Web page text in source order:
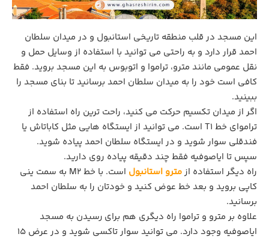
این مسجد در قلب منطقه تاریخی استانبول و در میدان سلطان
احمد قرار دارد و به راحتی می توانید با استفاده از وسایل حمل و
نقل عمومی مانند مترو، تراموا و اتوبوس به این مسجد بروید. فقط
کافی است خود را به میدان سلطان احمد برسانید تا بنای مسجد را
ببینید.
اگر از میدان تکسیم حرکت می‌ کنید، راحت‌ ترین راه استفاده از
تراموای خط T1 است. می‌ توانید از ایستگاه‌ هایی مثل کاباتاش یا
فندقلی سوار شوید و در ایستگاه سلطان احمد پیاده شوید.
سپس تا ایاصوفیه فقط چند دقیقه پیاده‌ روی دارید.
راه دیگر استفاده ازمترو استانبول
است. با خط M2 به سمت ینی‌
کاپی بروید و بعد خط عوض کنید و خودتان را به سلطان احمد
برسانید.
علاوه بر مترو و تراموا راه دیگری هم برای رسیدن به مسجد
ایاصوفیه وجود دارد. می توانید سوار تاکسی شوید و در عرض ۱۵